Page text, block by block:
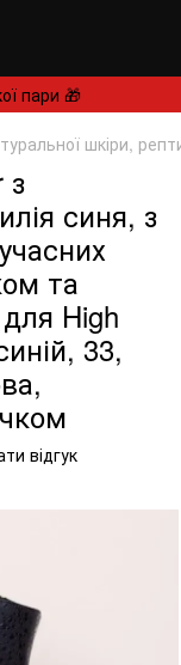
пари 🎁
шкіри,
з
синя, з
та
High
33,
відгук